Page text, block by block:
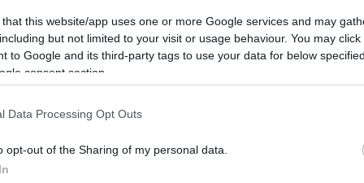
that this website/app uses one or more Google services and may
but not limited to your visit or usage behaviour. You may
to Google and its third-party tags to use your data for below
consent section.
Data Processing Opt Outs
opt-out of the Sharing of my personal data.
és elemzik az eredményeket. Az adatok
finomhangolását és a jövőbeni stratégiák
Ügyfélkapcsolatok Kezelése
őket a kampányok állásáról, és válaszolnak
az üzleti célok és várható eredmények
vagy szolgáltatások kínálatáról, az árazási
a domain név (azaz a weboldal címe) és a
kiválasztása. Fontos egy könnyen emlékezhető
választani. A tárhely kiválasztásakor figyelembe
a biztonsági intézkedéseket és a szükséges